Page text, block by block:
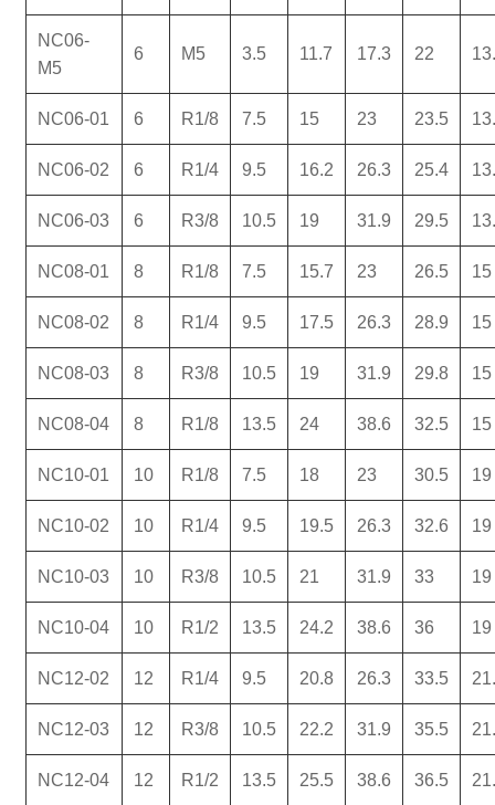
NC06-
M5
6 M5 3.5 11.7 17.3 22
NC06-01 6 R1/8 7.5 15 23 23.5
NC06-02 6 R1/4 9.5 16.2 26.3 25.4
NC06-03 6 R3/8 10.5 19 31.9 29.5
NC08-01 8 R1/8 7.5 15.7 23 26.5 15
NC08-02 8 R1/4 9.5 17.5 26.3 28.9 15
NC08-03 8 R3/8 10.5 19 31.9 29.8 15
NC08-04 8 R1/8 13.5 24 38.6 32.5 15
NC10-01 10 R1/8 7.5 18 23 30.5 19
NC10-02 10 R1/4 9.5 19.5 26.3 32.6 19
NC10-03 10 R3/8 10.5 21 31.9 33 19
NC10-04 10 R1/2 13.5 24.2 38.6 36 19
NC12-02 12 R1/4 9.5 20.8 26.3 33.5
NC12-03 12 R3/8 10.5 22.2 31.9 35.5
NC12-04 12 R1/2 13.5 25.5 38.6 36.5